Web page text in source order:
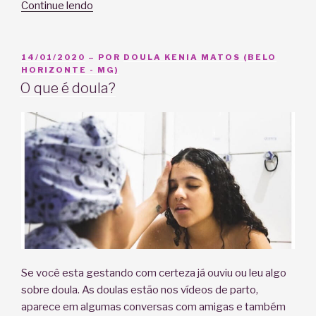
Continue lendo
do
parto
normal”
PUBLICADO
EM
14/01/2020 – POR DOULA KENIA MATOS (BELO
HORIZONTE - MG)
O que é doula?
Se você esta gestando com certeza já ouviu ou leu algo
sobre doula. As doulas estão nos vídeos de parto,
aparece em algumas conversas com amigas e também